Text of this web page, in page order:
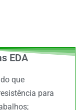
EDA
que
para